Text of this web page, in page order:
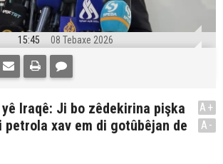
15:45 08 Tebaxe 2026
Iraqê: Ji bo zêdekirina pişka
petrola xav em di gotûbêjan de
A+
A-